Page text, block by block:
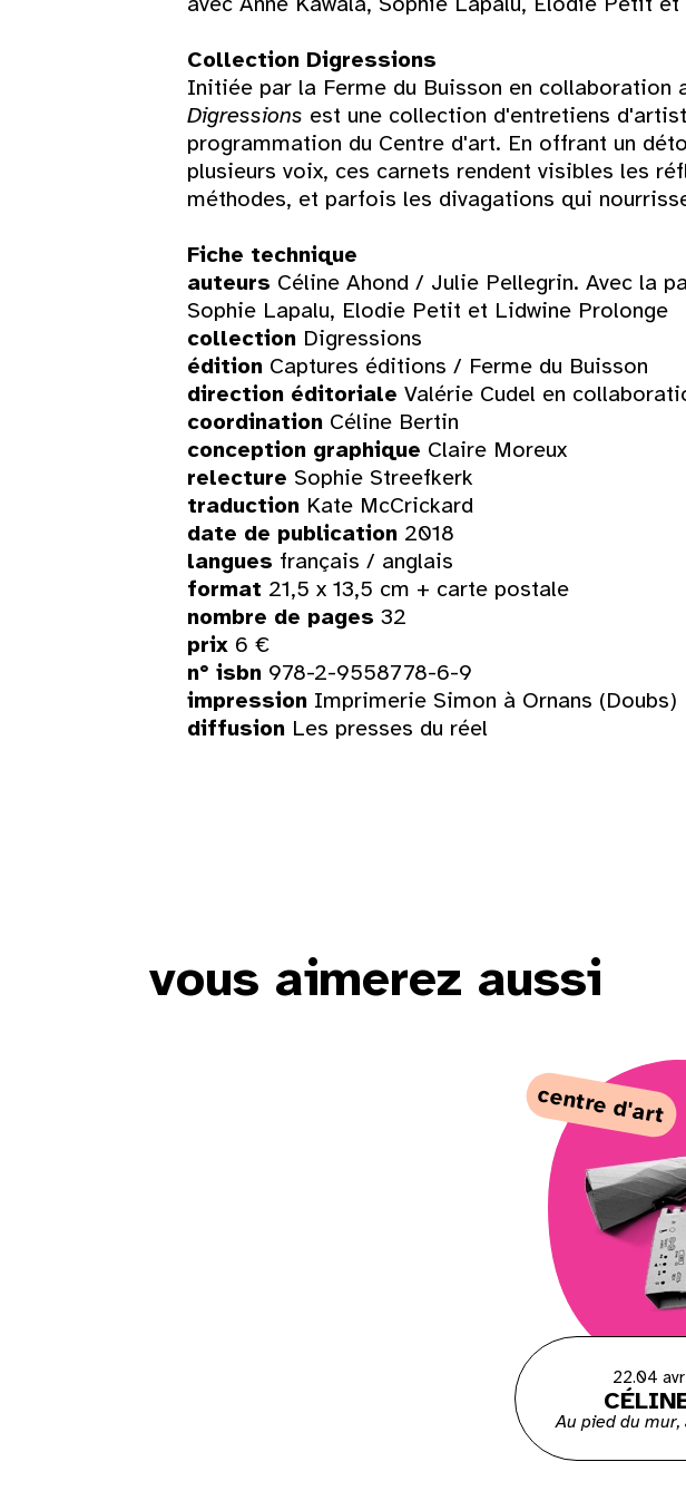
Collection Digressions
Initiée par la Ferme du Buisson en collaboration
Digressions est une collection d'entretiens
programmation du Centre d'art. En offrant un
plusieurs voix, ces carnets rendent visibles les
méthodes, et parfois les divagations qui
Fiche technique
auteurs Céline Ahond / Julie Pellegrin. Avec la
Sophie Lapalu, Elodie Petit et Lidwine Prolonge
collection Digressions
édition Captures éditions / Ferme du Buisson
direction éditoriale Valérie Cudel en
coordination Céline Bertin
conception graphique Claire Moreux
relecture Sophie Streefkerk
traduction Kate McCrickard
date de publication 2018
langues français / anglais
format 21,5 x 13,5 cm + carte postale
nombre de pages 32
prix 6 €
n° isbn 978-2-9558778-6-9
impression Imprimerie Simon à Ornans (Doubs)
diffusion Les presses du réel
vous aimerez aussi
centre d'art
22.04
Au pied du